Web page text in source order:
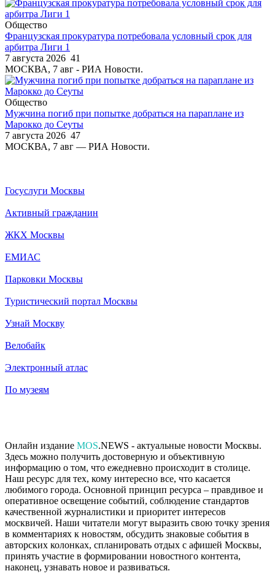
Общество
Французская прокуратура потребовала условный срок для
арбитра Лиги 1
7 августа 2026 41
МОСКВА, 7 авг - РИА Новости.
Общество
Мужчина погиб при попытке добраться на параплане из
Марокко до Сеуты
7 августа 2026 47
МОСКВА, 7 авг — РИА Новости.
Госуслуги Москвы
Активный гражданин
ЖКХ Москвы
ЕМИАС
Парковки Москвы
Туристический портал Москвы
Узнай Москву
Велобайк
Электронный атлас
По музеям
Онлайн издание MOS.NEWS - актуальные новости Москвы.
Здесь можно получить достоверную и объективную
информацию о том, что ежедневно происходит в столице.
Наш ресурс для тех, кому интересно все, что касается
любимого города. Основной принцип ресурса – правдивое и
оперативное освещение событий, соблюдение стандартов
качественной журналистики и приоритет интересов
москвичей. Наши читатели могут выразить свою точку зрения
в комментариях к новостям, обсудить знаковые события в
авторских колонках, спланировать отдых с афишей Москвы,
принять участие в формировании новостного контента,
наконец, узнавать новое и развиваться.